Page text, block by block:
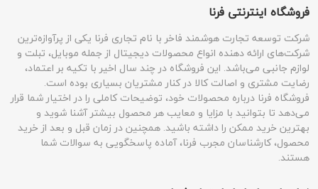
فروشگاه اینترنتی فرنا
شرکت توسعه تجارت هوشمند فاخر با نام تجاری فرنا یکی از پرآوازه‌ترین
شرکت‌های ارائه دهنده انواع محصولات دیجیتال از جمله موبایل، تبلت و
لوازم جانبی می‌باشد. این فروشگاه در چند سال اخیر با تکیه بر اعتماد،
رضایت مشتری و اصالت کالا در کنار مشتریان بسیاری بوده است.
فروشگاه فرنا درباره محصولات خود، توضیحات کاملی را در اختیار شما قرار
می‌دهد تا بتوانید با مزایا و معایب هر محصول بیشتر آشنا شوید و
بهترین خرید ممکن را داشته باشید. همچنین در زمان قبل و بعد از خرید
محصول، کارشناسان مجرب فرنا، آماده پاسخگویی به سوالات شما
هستند.